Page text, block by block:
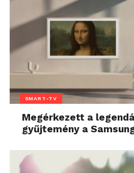
SMART-TV
Megérkezett a
gyűjtemény a